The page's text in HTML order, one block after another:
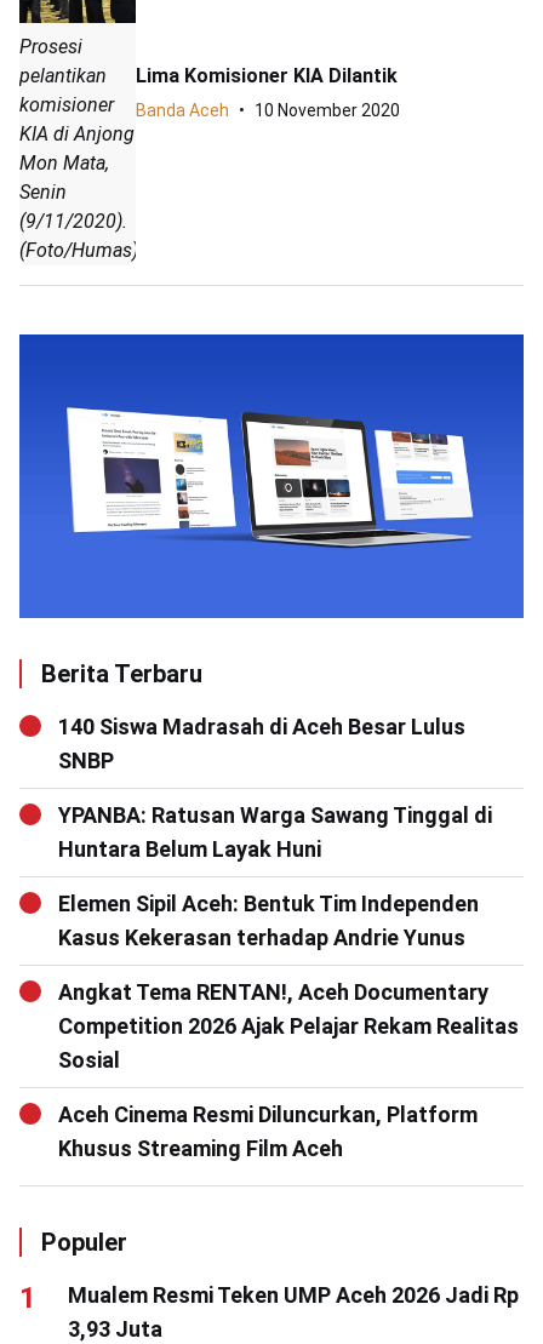
Prosesi
pelantikan
komisioner
KIA di Anjong
Mon Mata,
Senin
(9/11/2020).
(Foto/Humas)
Lima Komisioner KIA Dilantik
Banda Aceh 10 November 2020
Berita Terbaru
140 Siswa Madrasah di Aceh Besar Lulus
SNBP
YPANBA: Ratusan Warga Sawang Tinggal di
Huntara Belum Layak Huni
Elemen Sipil Aceh: Bentuk Tim Independen
Kasus Kekerasan terhadap Andrie Yunus
Angkat Tema RENTAN!, Aceh Documentary
Competition 2026 Ajak Pelajar Rekam Realitas
Sosial
Aceh Cinema Resmi Diluncurkan, Platform
Khusus Streaming Film Aceh
Populer
Mualem Resmi Teken UMP Aceh 2026 Jadi Rp
3,93 Juta